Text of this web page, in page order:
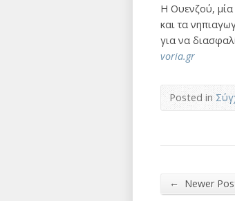
Η Ουενζού, μία
και τα
για να
voria.gr
Posted in
← Newer